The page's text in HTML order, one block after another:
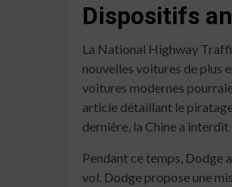
Dispositifs
La National Highway
nouvelles voitures de plus
voitures modernes
article détaillant le
dernière, la Chine a
Pendant ce temps, Dodge
vol. Dodge propose une